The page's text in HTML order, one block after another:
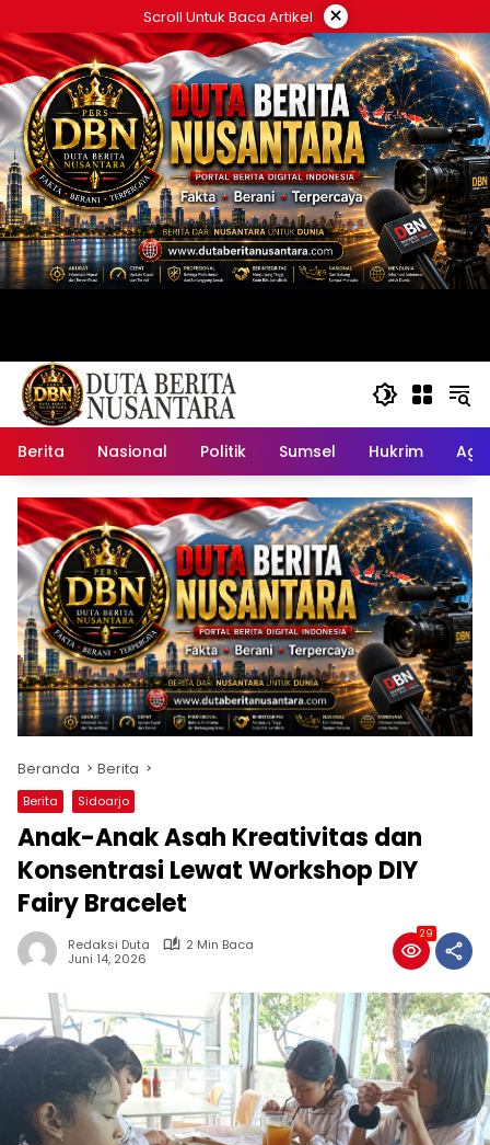
ke
konten
Scroll Untuk Baca Artikel ×
Berita Nasional Politik Sumsel Hukrim
Beranda Berita
Berita Sidoarjo
Anak-Anak Asah Kreativitas dan
Konsentrasi Lewat Workshop DIY
Fairy Bracelet
Redaksi Duta
2 Min Baca
Juni 14, 2026
29